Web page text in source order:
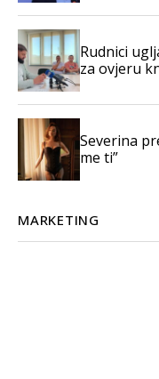
Rudnici
za ovjeru
Severina
me ti”
MARKETING